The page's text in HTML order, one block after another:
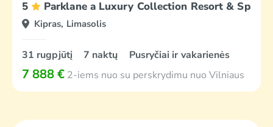
5 Parklane a Luxury Collection Resort & Spa
Kipras, Limasolis
31 rugpjūtį 7 naktų Pusryčiai ir vakarienės
7 888 € 2-iems nuo su perskrydimu nuo Vilniaus